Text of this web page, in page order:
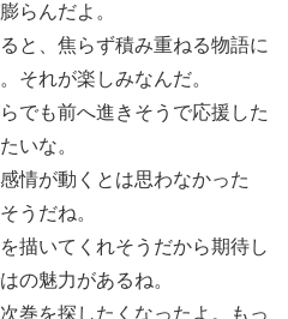
らんだよ。
と、焦らず積み重ねる物語に
それが楽しみなんだ。
でも前へ進きそうで応援した
いな。
情が動くとは思わなかった
うだね。
描いてくれそうだから期待し
の魅力があるね。
巻を探したくなったよ。もっ